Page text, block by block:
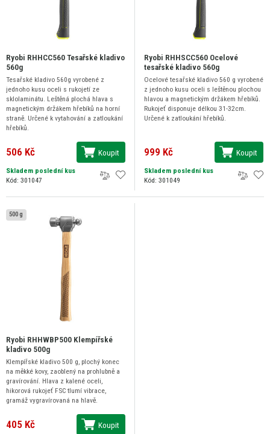
Ryobi RHHCC560 Tesařské kladivo
560g
Tesařské kladivo 560g vyrobené z
jednoho kusu oceli s rukojetí ze
sklolaminátu. Leštěná plochá hlava s
magnetickým držákem hřebíků na horní
straně. Určené k vytahování a zatloukání
hřebíků.
506 Kč Koupit
Skladem poslední kus
Kód: 301047
Ryobi RHHSCC560 Ocelové
tesařské kladivo 560g
Ocelové tesařské kladivo 560 g vyrobené
z jednoho kusu oceli s leštěnou plochou
hlavou a magnetickým držákem hřebíků.
Rukojeť disponuje délkou 31-32cm.
Určené k zatloukání hřebíků.
999 Kč Koupit
Skladem poslední kus
Kód: 301049
500 g
Ryobi RHHWBP500 Klempířské
kladivo 500g
Klempířské kladivo 500 g, plochý konec
na měkké kovy, zaoblený na prohlubně a
gravírování. Hlava z kalené oceli,
hikorová rukojeť FSC tlumí vibrace,
gramáž vygravírovaná na hlavě.
405 Kč Koupit